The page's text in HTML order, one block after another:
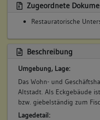
Zugeordnete
Restauratorische
Beschreibung
Umgebung, Lage:
Das Wohn- und
Altstadt. Als Eckgebäude
bzw. giebelständig zum
Lagedetail: